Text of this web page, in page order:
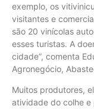
exemplo, os
visitantes e
são 20 vinícolas
esses turistas. A
cidade”, comenta
Agronegócio,
Muitos produtores,
atividade do colhe